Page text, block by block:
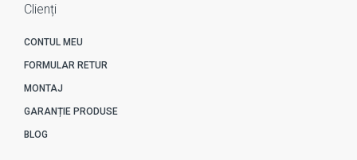
Clienți
CONTUL MEU
FORMULAR RETUR
MONTAJ
GARANȚIE PRODUSE
BLOG